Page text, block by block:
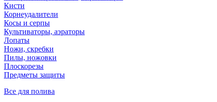
Кисти
Корнеудалители
Косы и серпы
Культиваторы, аэраторы
Лопаты
Ножи, скребки
Пилы, ножовки
Плоскорезы
Предметы защиты
Все для полива